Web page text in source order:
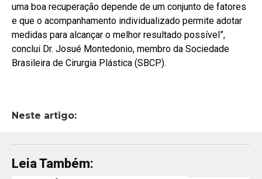
uma boa recuperação depende de um conjunto de fatores
e que o acompanhamento individualizado permite adotar
medidas para alcançar o melhor resultado possível”,
conclui Dr. Josué Montedonio, membro da Sociedade
Brasileira de Cirurgia Plástica (SBCP).
Neste artigo:
Leia Também: